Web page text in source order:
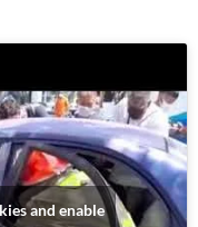
and enable